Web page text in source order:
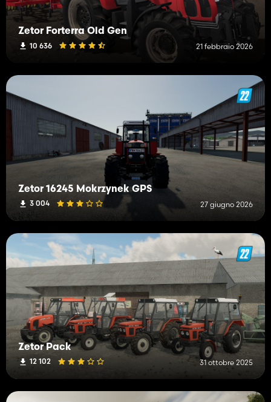
Zetor Forterra Old Gen
10 636 21 febbraio 2026
Zetor 16245 Mokrzynek GPS
3 004 27 giugno 2026
Zetor Pack
12 102 31 ottobre 2025